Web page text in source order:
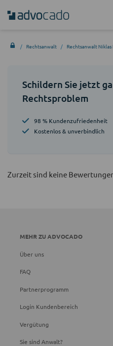
Rechtsanwalt Rechtsanwalt
Schildern Sie jetzt
Rechtsproblem
98 % Kundenzufriedenheit
Kostenlos & unverbindlich
Zurzeit sind keine
MEHR ZU ADVOCADO
Über uns
FAQ
Partnerprogramm
Login Kundenbereich
Vergütung
Sie sind Anwalt?